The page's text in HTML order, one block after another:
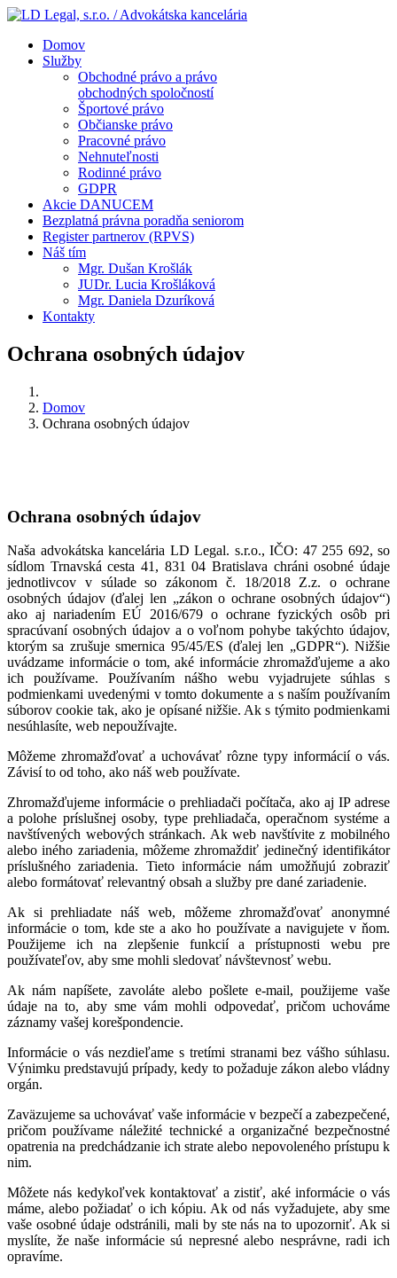
Domov
Služby
Obchodné právo a právo
obchodných spoločností
Športové právo
Občianske právo
Pracovné právo
Nehnuteľnosti
Rodinné právo
GDPR
Akcie DANUCEM
Bezplatná právna poradňa seniorom
Register partnerov (RPVS)
Náš tím
Mgr. Dušan Krošlák
JUDr. Lucia Krošláková
Mgr. Daniela Dzuríková
Kontakty
Ochrana osobných údajov
Domov
Ochrana osobných údajov
Ochrana osobných údajov
Naša advokátska kancelária LD Legal. s.r.o., IČO: 47 255 692, so
sídlom Trnavská cesta 41, 831 04 Bratislava chráni osobné údaje
jednotlivcov v súlade so zákonom č. 18/2018 Z.z. o ochrane
osobných údajov (ďalej len „zákon o ochrane osobných údajov“)
ako aj nariadením EÚ 2016/679 o ochrane fyzických osôb pri
spracúvaní osobných údajov a o voľnom pohybe takýchto údajov,
ktorým sa zrušuje smernica 95/45/ES (ďalej len „GDPR“). Nižšie
uvádzame informácie o tom, aké informácie zhromažďujeme a ako
ich používame. Používaním nášho webu vyjadrujete súhlas s
podmienkami uvedenými v tomto dokumente a s naším používaním
súborov cookie tak, ako je opísané nižšie. Ak s týmito podmienkami
nesúhlasíte, web nepoužívajte.
Môžeme zhromažďovať a uchovávať rôzne typy informácií o vás.
Závisí to od toho, ako náš web používate.
Zhromažďujeme informácie o prehliadači počítača, ako aj IP adrese
a polohe príslušnej osoby, type prehliadača, operačnom systéme a
navštívených webových stránkach. Ak web navštívite z mobilného
alebo iného zariadenia, môžeme zhromaždiť jedinečný identifikátor
príslušného zariadenia. Tieto informácie nám umožňujú zobraziť
alebo formátovať relevantný obsah a služby pre dané zariadenie.
Ak si prehliadate náš web, môžeme zhromažďovať anonymné
informácie o tom, kde ste a ako ho používate a navigujete v ňom.
Použijeme ich na zlepšenie funkcií a prístupnosti webu pre
používateľov, aby sme mohli sledovať návštevnosť webu.
Ak nám napíšete, zavoláte alebo pošlete e-mail, použijeme vaše
údaje na to, aby sme vám mohli odpovedať, pričom uchováme
záznamy vašej korešpondencie.
Informácie o vás nezdieľame s tretími stranami bez vášho súhlasu.
Výnimku predstavujú prípady, kedy to požaduje zákon alebo vládny
orgán.
Zaväzujeme sa uchovávať vaše informácie v bezpečí a zabezpečené,
pričom používame náležité technické a organizačné bezpečnostné
opatrenia na predchádzanie ich strate alebo nepovoleného prístupu k
nim.
Môžete nás kedykoľvek kontaktovať a zistiť, aké informácie o vás
máme, alebo požiadať o ich kópiu. Ak od nás vyžadujete, aby sme
vaše osobné údaje odstránili, mali by ste nás na to upozorniť. Ak si
myslíte, že naše informácie sú nepresné alebo nesprávne, radi ich
opravíme.